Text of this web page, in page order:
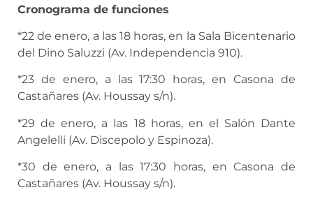
Cronograma de funciones
*22 de enero, a las 18 horas, en la Sala Bicentenario
del Dino Saluzzi (Av. Independencia 910).
*23 de enero, a las 17:30 horas, en Casona de
Castañares (Av. Houssay s/n).
*29 de enero, a las 18 horas, en el Salón Dante
Angelelli (Av. Discepolo y Espinoza).
*30 de enero, a las 17:30 horas, en Casona de
Castañares (Av. Houssay s/n).